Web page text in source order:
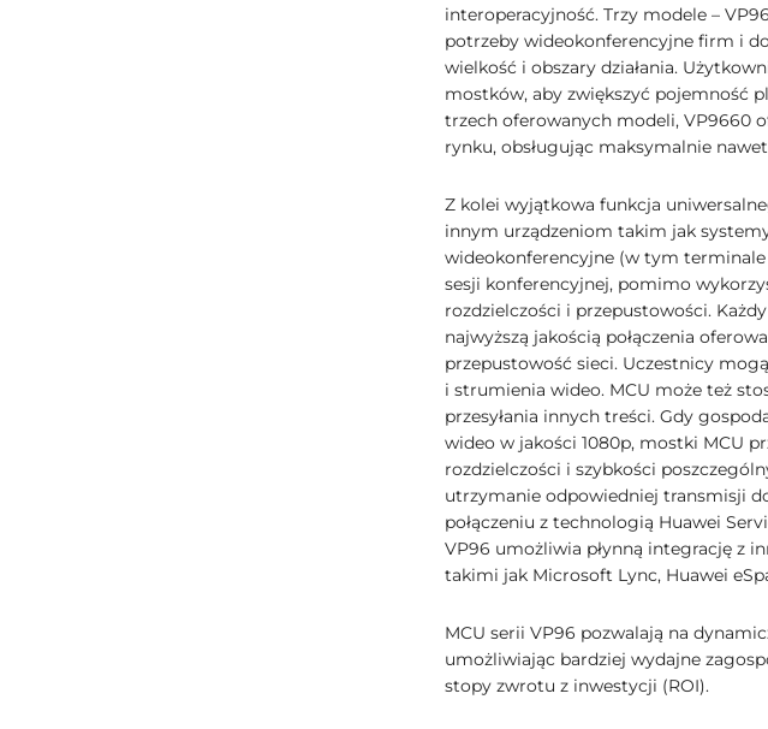
interoperacyjność. Trzy modele –
potrzeby wideokonferencyjne firm i
wielkość i obszary działania.
mostków, aby zwiększyć pojemność
trzech oferowanych modeli, VP9660
rynku, obsługując maksymalnie
Z kolei wyjątkowa funkcja
innym urządzeniom takim jak
wideokonferencyjne (w tym
sesji konferencyjnej, pomimo
rozdzielczości i przepustowości.
najwyższą jakością połączenia
przepustowość sieci. Uczestnicy
i strumienia wideo. MCU może też
przesyłania innych treści. Gdy
wideo w jakości 1080p, mostki MCU
rozdzielczości i szybkości
utrzymanie odpowiedniej transmisji
połączeniu z technologią Huawei
VP96 umożliwia płynną integrację z
takimi jak Microsoft Lync, Huawei
MCU serii VP96 pozwalają na
umożliwiając bardziej wydajne
stopy zwrotu z inwestycji (ROI).